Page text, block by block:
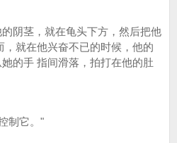
阴茎，就在龟头下方，然后把他
，就在他兴奋不已的时候，他的
的手 指间滑落，拍打在他的肚
制它。"